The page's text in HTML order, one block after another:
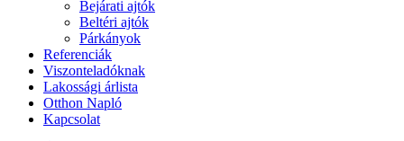
Bejárati ajtók
Beltéri ajtók
Párkányok
Referenciák
Viszonteladóknak
Lakossági árlista
Otthon Napló
Kapcsolat